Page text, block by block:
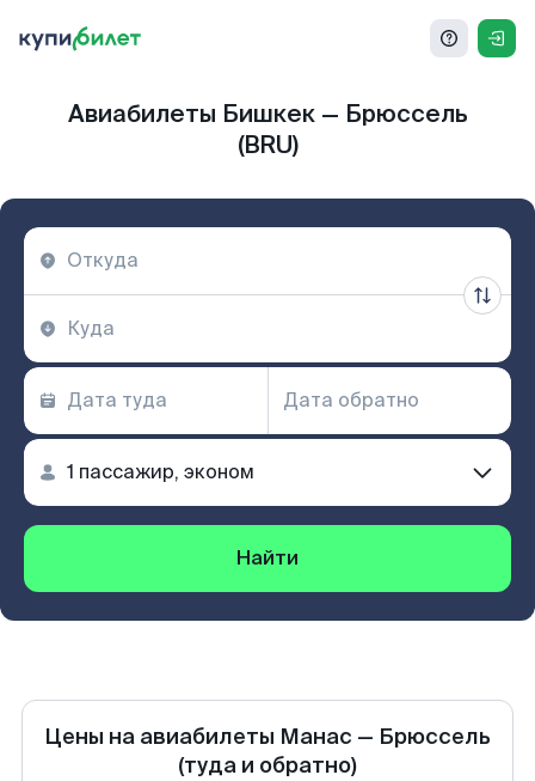
Авиабилеты Бишкек — Брюссель
(BRU)
Найти
Цены на авиабилеты Манас — Брюссель
(туда и обратно)